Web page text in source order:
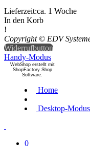
Lieferzeit:ca. 1 Woche
In den Korb
!
Copyright © EDV
Widerrufbutton
Handy-Modus
WebShop erstellt mit
ShopFactory Shop
Software.
Home
Desktop-Modus
0